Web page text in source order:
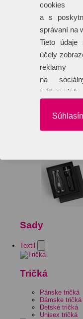
Sady
Textil
Tričká
Pánske tričká
Dámske tričká
Detské tričká
Unisex tričká
cookies
a s
správaní na
Tieto
účely
reklamy
na